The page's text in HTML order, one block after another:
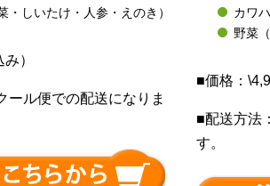
・しいたけ・人参・えのき）
）
ール便での配送になりま
カワ
野菜
■価格：
■配送方法
す。